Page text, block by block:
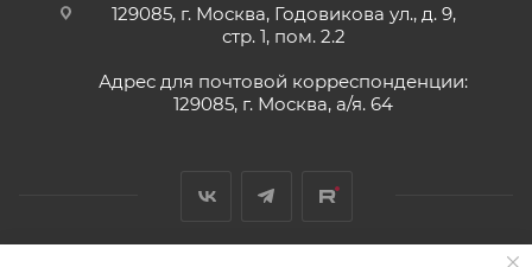
129085, г. Москва, Годовикова ул., д. 9,
стр. 1, пом. 2.2
Адрес для почтовой корреспонденции:
129085, г. Москва, а/я. 64